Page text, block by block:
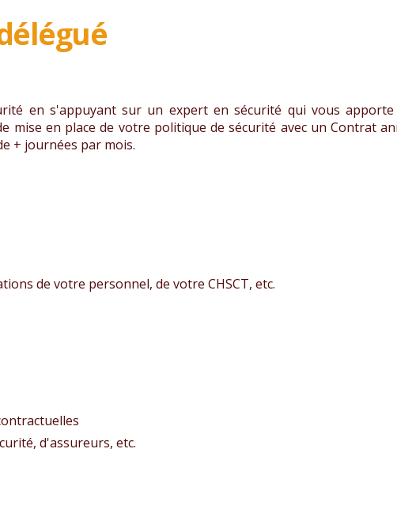
en s'appuyant sur un expert en sécurité qui vous
mise en place de votre politique de sécurité avec un Contrat
+ journées par mois.
de votre personnel, de votre CHSCT, etc.
d'assureurs, etc.